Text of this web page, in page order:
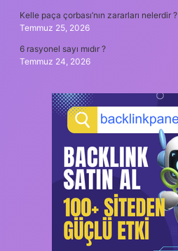
Kelle paça çorbası’nın zararları nelerdir ?
Temmuz 25, 2026
6 rasyonel sayı mıdır ?
Temmuz 24, 2026